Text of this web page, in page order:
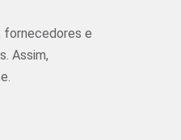
fornecedores e
Assim,